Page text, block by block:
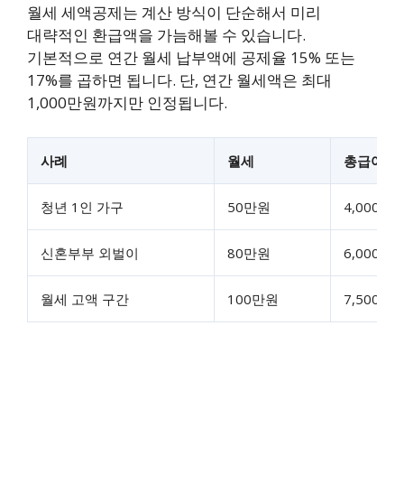
월세 세액공제는 계산 방식이 단순해서 미리
대략적인 환급액을 가늠해볼 수 있습니다.
기본적으로 연간 월세 납부액에 공제율 15% 또는
17%를 곱하면 됩니다. 단, 연간 월세액은 최대
1,000만원까지만 인정됩니다.
사례 월세 총급여
청년 1인 가구 50만원 4,000만
신혼부부 외벌이 80만원 6,000만
월세 고액 구간 100만원 7,500만